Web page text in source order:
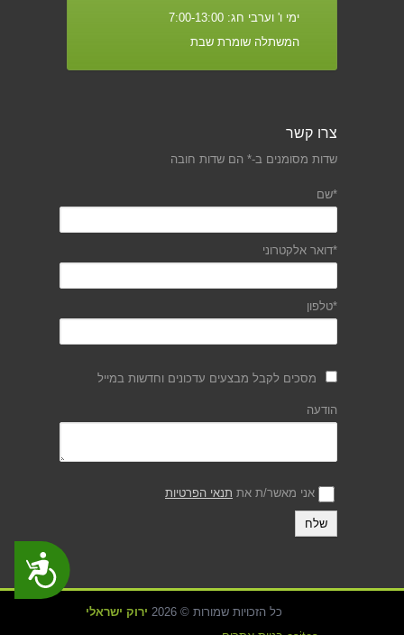
נגישות
ימי ו' וערבי חג: 7:00-13:00
המשתלה שומרת שבת
צרו קשר
שדות מסומנים ב-* הם שדות חובה
*שם
*דואר אלקטרוני
*טלפון
מסכים לקבל מבצעים עדכונים וחדשות במייל
הודעה
אני מאשר/ת את תנאי הפרטיות
כל הזכויות שמורות © 2026
ירוק ישראלי
asites בניית אתרים